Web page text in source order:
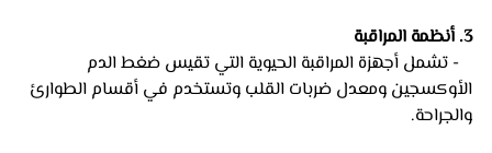
3. أنظمة المراقبة
   - تشمل أجهزة المراقبة الحيوية التي تقيس ضغط الدم
الأوكسجين ومعدل ضربات القلب وتستخدم في أقسام الطوارئ
والجراحة.